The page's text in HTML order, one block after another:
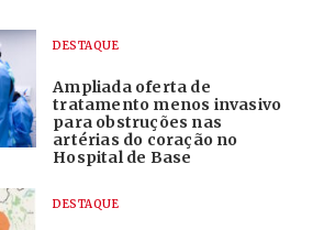
DESTAQUE
Ampliada oferta de
tratamento menos invasivo
para obstruções nas
artérias do coração no
Hospital de Base
DESTAQUE